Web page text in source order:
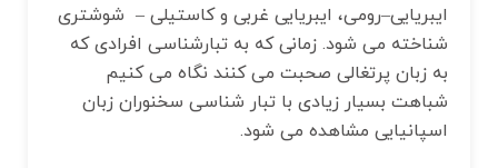
ایبریایی–رومی، ایبریایی غربی و کاستیلی – شوشتری
شناخته می شود. زمانی که به تبارشناسی افرادی که
به زبان پرتغالی صحبت می کنند نگاه می‌ کنیم
شباهت بسیار زیادی با تبار شناسی سخنوران زبان
اسپانیایی مشاهده می ‌شود.